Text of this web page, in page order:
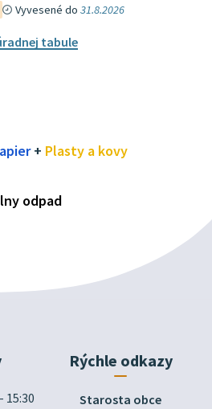
Vyvesené do31.8.2026
tabule
+ Plasty a kovy
odpad
15:30
Rýchle odkazy
Starosta obce